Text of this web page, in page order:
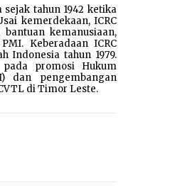
tahun 1942 ketika
kemerdekaan, ICRC
kemanusiaan,
Keberadaan ICRC
Indonesia tahun 1979.
pada promosi Hukum
dan pengembangan
di Timor Leste.